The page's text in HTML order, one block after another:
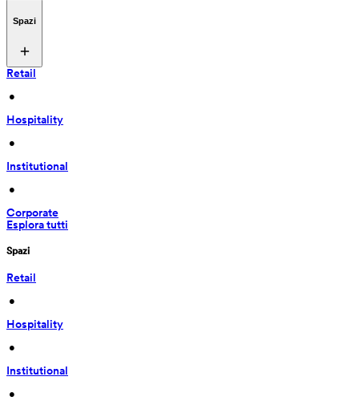
Spazi
Retail
•
Hospitality
•
Institutional
•
Corporate
Esplora tutti
Spazi
Retail
•
Hospitality
•
Institutional
•